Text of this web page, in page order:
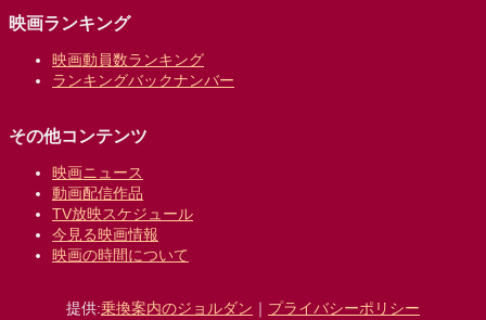
映画ランキング
映画動員数ランキング
ランキングバックナンバー
その他コンテンツ
映画ニュース
動画配信作品
TV放映スケジュール
今見る映画情報
映画の時間について
提供:乗換案内のジョルダン ｜ プライバシーポリシー